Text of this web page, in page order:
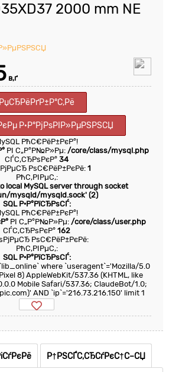
2000 mm NE
в‚ґ
РџСЂРёРґР±Р°С‚Рё
Р·Р°РјРѕРІР»РµРЅРЅСЏ
РћС€РёР±РєР°!
РІ С„Р°Р№Р»Рµ: /core/class/mysql.php
СЃС‚СЂРѕРєР° 34
РѕС€РёР±РєРё: 1
РћС‚РІРµС‚:
local MySQL server through socket
mysqld/mysqld.sock' (2)
SQL Р·Р°РїСЂРѕСЃ:
РћС€РёР±РєР°!
РІ С„Р°Р№Р»Рµ: /core/class/user.php
СЃС‚СЂРѕРєР° 162
РѕС€РёР±РєРё:
РћС‚РІРµС‚:
SQL Р·Р°РїСЂРѕСЃ:
where `useragent`='Mozilla/5.0
8) AppleWebKit/537.36 (KHTML, like
Mobile Safari/537.36; ClaudeBot/1.0;
AND `ip`='216.73.216.150' limit 1
Р†РЅСЃС‚СЂСѓРєС†С–СЏ